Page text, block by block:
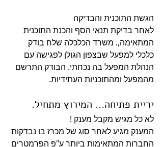
הגשת התוכנית והבדיקה
לאחר בדיקת תנאי הסף והכנת התוכנית
המתאימה,. משרד הכלכלה שלח בודק
כלכלי למפעל שבצפון הגולן לפגישה עם
הנהלת המפעל בה נכחתי. הבודק התרשם
מהמפעל ומהתוכניות העתידיות.
יריית פתיחה... המירוץ מתחיל.
לא כל מגיש מקבל מענק !
המענק מגיע לאחר סוג של מכרז בו נבדקות
החברות המתאימות ביותר ע"פ הפרמטרים